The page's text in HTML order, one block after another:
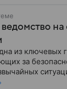
на
из ключевых
за
в защите